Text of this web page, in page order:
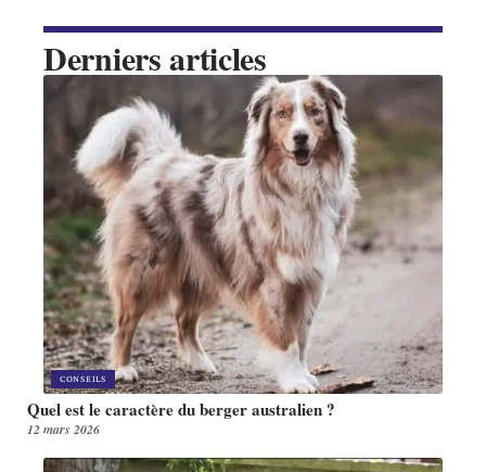
Derniers articles
CONSEILS
Quel est le caractère du berger australien ?
12 mars 2026